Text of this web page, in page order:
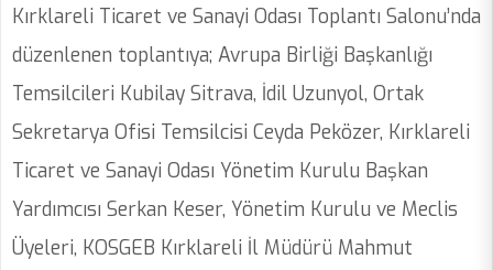
Kırklareli Ticaret ve Sanayi Odası Toplantı Salonu’nda
düzenlenen toplantıya; Avrupa Birliği Başkanlığı
Temsilcileri Kubilay Sitrava, İdil Uzunyol, Ortak
Sekretarya Ofisi Temsilcisi Ceyda Peközer, Kırklareli
Ticaret ve Sanayi Odası Yönetim Kurulu Başkan
Yardımcısı Serkan Keser, Yönetim Kurulu ve Meclis
Üyeleri, KOSGEB Kırklareli İl Müdürü Mahmut